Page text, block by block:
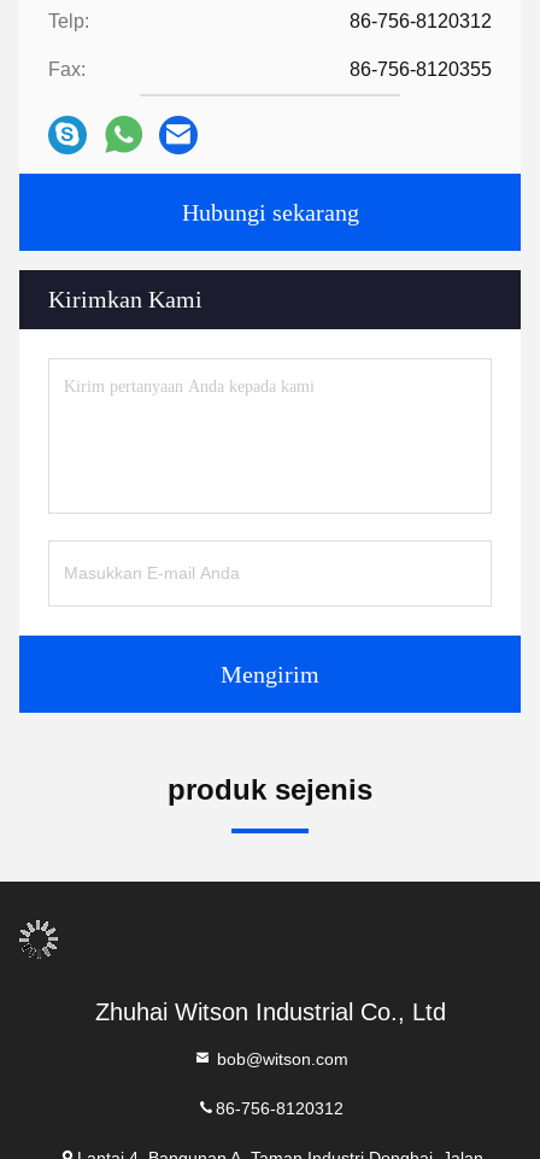
Telp: 86-756-8120312
Fax: 86-756-8120355
Hubungi sekarang
Kirimkan Kami
Mengirim
produk sejenis
Zhuhai Witson Industrial Co., Ltd
bob@witson.com
86-756-8120312